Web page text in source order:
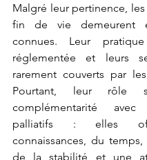
Malgré leur pertinence,
fin de vie demeurent
connues. Leur
réglementée et leurs
rarement couverts par les
Pourtant, leur rôle
complémentarité
palliatifs : elles
connaissances, du temps,
de la stabilité et une